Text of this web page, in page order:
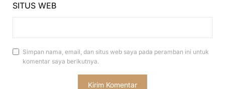
SITUS WEB
Simpan nama, email, dan situs web saya pada peramban ini untuk
komentar saya berikutnya.